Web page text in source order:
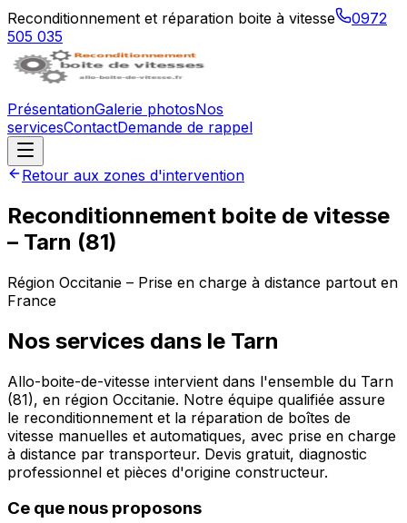
Reconditionnement et réparation boite à vitesse
0972
505 035
PrésentationGalerie photosNos
servicesContactDemande de rappel
Retour aux zones d'intervention
Reconditionnement boite de vitesse
– Tarn (81)
Région Occitanie – Prise en charge à distance partout en
France
Nos services dans le Tarn
Allo-boite-de-vitesse intervient dans l'ensemble du Tarn
(81), en région Occitanie. Notre équipe qualifiée assure
le reconditionnement et la réparation de boîtes de
vitesse manuelles et automatiques, avec prise en charge
à distance par transporteur. Devis gratuit, diagnostic
professionnel et pièces d'origine constructeur.
Ce que nous proposons